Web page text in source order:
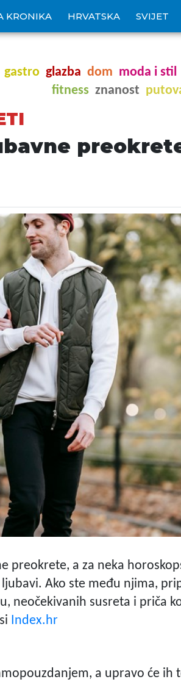
KRONIKA HRVATSKA SVIJET
gastro glazba dom moda i stil
fitness znanost
preokrete, a za neka
Ako ste među njima,
neočekivanih susreta i priča
Index.hr
a upravo će ih